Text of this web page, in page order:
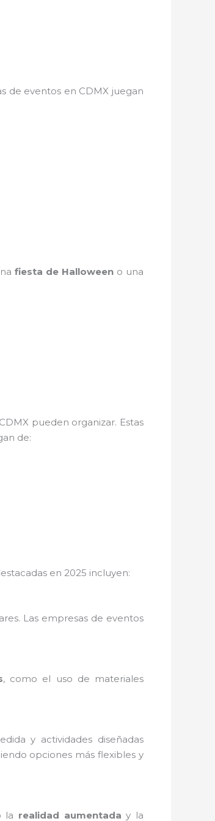
de eventos en CDMX juegan
fiesta de Halloweeno una
pueden organizar. Estas
de:
en 2025 incluyen:
Las empresas de eventos
, como el uso de materiales
y actividades diseñadas
opciones más flexibles y
la realidad aumentada y la